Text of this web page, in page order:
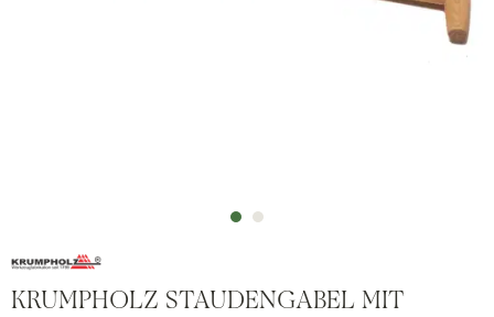
KRUMPHOLZ STAUDENGABEL MIT